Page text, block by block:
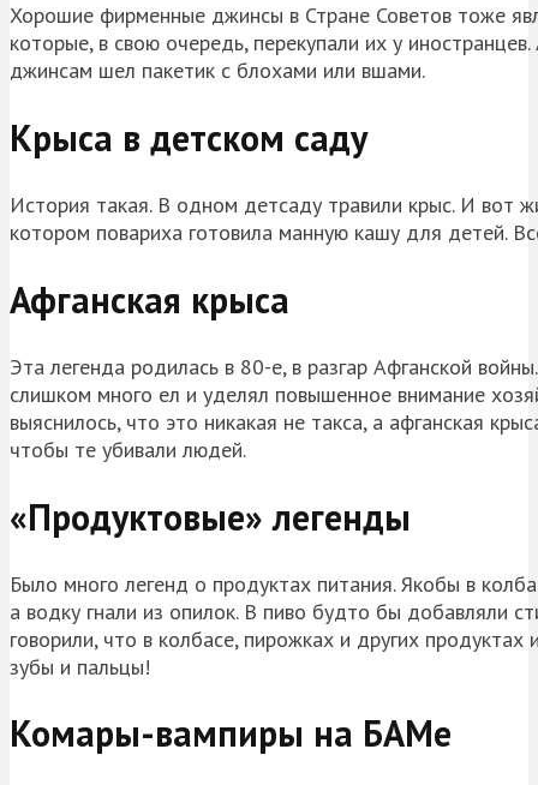
Хорошие фирменные джинсы в Стране Советов тоже
которые, в свою очередь, перекупали их у
джинсам шел пакетик с блохами или вшами.
Крыса в детском саду
История такая. В одном детсаду травили крыс. И вот
котором повариха готовила манную кашу для детей.
Афганская крыса
Эта легенда родилась в 80-е, в разгар Афганской
слишком много ел и уделял повышенное внимание
выяснилось, что это никакая не такса, а афганская
чтобы те убивали людей.
«Продуктовые» легенды
Было много легенд о продуктах питания. Якобы в
а водку гнали из опилок. В пиво будто бы добавляли
говорили, что в колбасе, пирожках и других
зубы и пальцы!
Комары-вампиры на БАМе